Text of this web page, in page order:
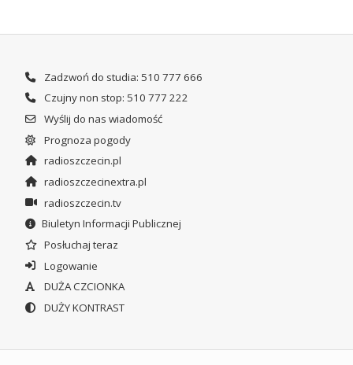
Zadzwoń do studia: 510 777 666
Czujny non stop: 510 777 222
Wyślij do nas wiadomość
Prognoza pogody
radioszczecin.pl
radioszczecinextra.pl
radioszczecin.tv
Biuletyn Informacji Publicznej
Posłuchaj teraz
Logowanie
DUŻA CZCIONKA
DUŻY KONTRAST